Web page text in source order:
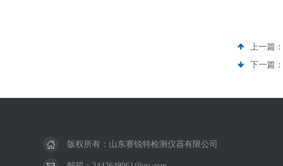
上一篇：
下一篇：
版权所有：山东赛锐特检测仪器有限公司